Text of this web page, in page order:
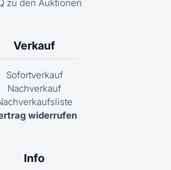
zu den Auktionen
Verkauf
Sofortverkauf
Nachverkauf
widerrufen
Info